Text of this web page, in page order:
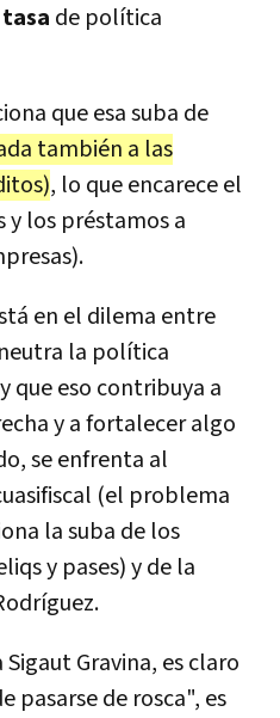
tasa de política
que esa suba de
también a las
, lo que encarece el
y los préstamos a
en el dilema entre
la política
y que eso contribuya a
y a fortalecer algo
se enfrenta al
(el problema
la suba de los
y pases) y de la
Gravina, es claro
pasarse de rosca", es